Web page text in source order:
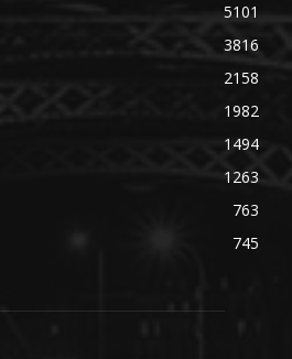
5101
3816
2158
1982
1494
1263
763
745